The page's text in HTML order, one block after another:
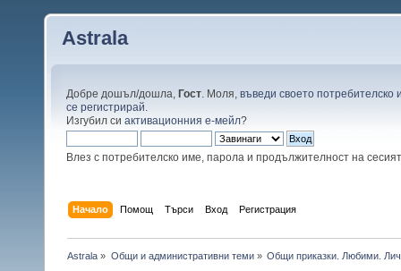
Astrala
Добре дошъл/дошла, Гост . Моля, въведи своето потребителско
се регистрирай
Изгубил си активационния е-мейл?
Влез с потребителско име, парола и продължителност на
Начало Помощ Търси Вход Регистрация
Astrala » Общи и административни теми» Общи приказки. Любими.